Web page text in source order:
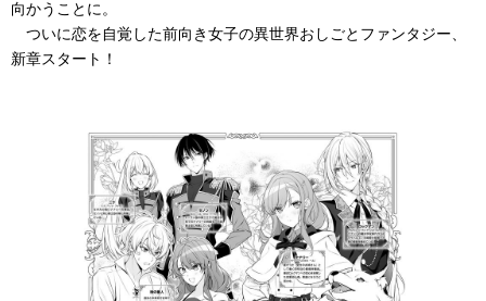
向かうことに。
ついに恋を自覚した前向き女子の異世界おしごとファンタジー、
新章スタート！